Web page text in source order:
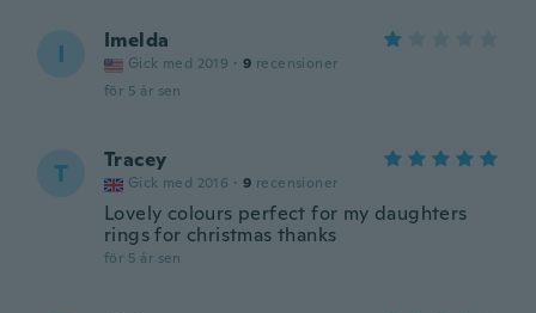
I Imelda
Gick med 2019 · 9 recensioner
för 5 år sen
T Tracey
Gick med 2016 · 9 recensioner
Lovely colours perfect for my daughters
rings for christmas thanks
för 5 år sen